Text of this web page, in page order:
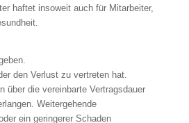
haftet insoweit auch für Mitarbeiter,
den Verlust zu vertreten hat.
über die vereinbarte Vertragsdauer
Weitergehende
ein geringerer Schaden